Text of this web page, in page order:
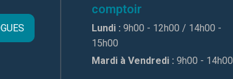
comptoir
Lundi : 9h00 - 12h00 / 14h00 -
15h00
Mardi à Vendredi : 9h00 - 14h00